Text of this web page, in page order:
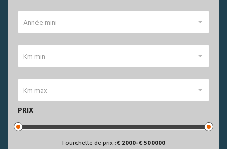
Année mini
Km min
Km max
PRIX
Fourchette de prix : 2000- 500000